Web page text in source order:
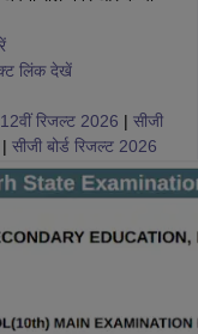
HSSC
in Gurgaon
Schools in India
PapersGSEB
10th SyllabusKerala
लिंक देखें
12वीं रिजल्ट 2026 | सीजी
| सीजी बोर्ड रिजल्ट 2026